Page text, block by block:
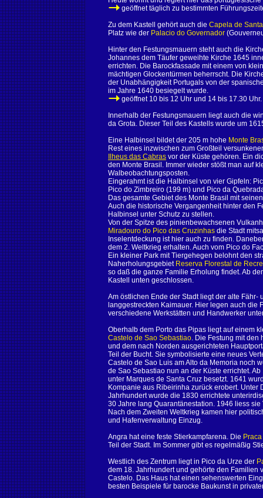
geöffnet täglich zu bestimmten
Zu dem Kastell gehört auch die Capela de
Platz wie der Palacio do Governador
Hinter den Festungsmauern steht auch die
Johannes dem Täufer geweihte Kirche 1645
errichten. Die Barockfassade mit einem von
mächtigen Glockentürmen beherrscht. Die
der Unabhängigkeit Portugals von der
im Jahre 1640 besiegelt wurde.
geöffnet 10 bis 12 Uhr und 14 bis 17.30 Uhr.
Innerhalb der Festungsmauern liegt auch die
da Grota. Dieser Teil des Kastells wurde um
Eine Halbinsel bildet der 205 m hohe Monte
Rest eines inzwischen zum Großteil
Ilheus das Cabras vor der Küste gehören. Ein
den Monte Brasil. Immer wieder stößt man auf
Walbeobachtungsposten.
Eingerahmt ist die Halbinsel von vier Gipfeln:
Pico do Zimbreiro (199 m) und Pico da
Das gesamte Gebiet des Monte Brasil mit
Auch die historische Vergangenheit hinter den
Halbinsel unter Schutz zu stellen.
Von der Spitze des pinienbewachsenen
Miradouro do Pico das Cruzinhas die Stadt
Inselentdeckung ist hier auch zu finden.
dem 2. Weltkrieg erhalten. Auch vom Pico do
Ein kleiner Park mit Tiergehegen belohnt den
Naherholungsgebiet Reserva Florestal de
so daß die ganze Familie Erholung findet. Ab
Kastell unten geschlossen.
Am östlichen Ende der Stadt liegt der alte Fähr-
langgestreckten Kaimauer. Hier legen auch
verschiedene Werkstätten und Handwerker
Oberhalb dem Porto das Pipas liegt auf einem
Castelo de Sao Sebastiao. Die Festung mit den
und dem nach Norden ausgerichteten
Teil der Bucht. Sie symbolisierte eine neues
Castelo de Sao Luis am Alto da Memoria noch
de Sao Sebastiao nun an der Küste errichtet.
unter Marques de Santa Cruz besetzt. 1641
Kompanie aus Ribeirinha zurück erobert. Unter
Jahrhundert wurde die 1830 errichtete
30 Jahre lang Quarantänestation. 1946 liess
Nach dem Zweiten Weltkrieg kamen hier
und Hafenverwaltung Einzug.
Angra hat eine feste Stierkampfarena. Die
Teil der Stadt. Im Sommer gibt es regelmäßig
Westlich des Zentrum liegt in Pico da Urze der
dem 18. Jahrhundert und gehörte den Familien
Castelo. Das Haus hat einen sehenswerten
besten Beispiele für barocke Baukunst in